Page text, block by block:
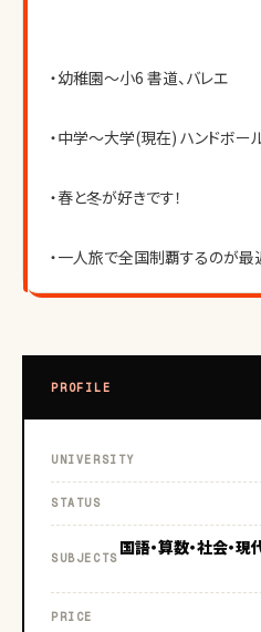
・幼稚園～小6 書道、バレエ
・中学～大学(現在) ハンドボー
・春と冬が好きです！
・一人旅で全国制覇するのが最
PROFILE
UNIVERSITY
STATUS
SUBJECTS
国語・算数・社会・
PRICE